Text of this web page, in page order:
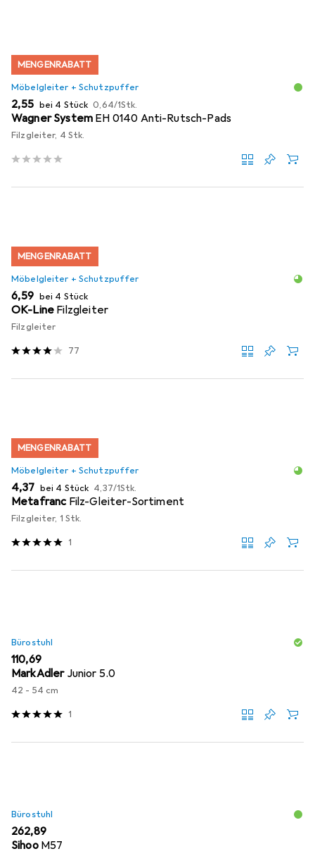
MENGENRABATT
Möbelgleiter + Schutzpuffer
EUR
2,55 bei 4 Stück EUR
0,64/1Stk.
Wagner System EH 0140 Anti-Rutsch-Pads
Filzgleiter, 4 Stk.
MENGENRABATT
Möbelgleiter + Schutzpuffer
EUR
6,59 bei 4 Stück
OK-Line Filzgleiter
Filzgleiter
77
MENGENRABATT
Möbelgleiter + Schutzpuffer
EUR
4,37 bei 4 Stück EUR
4,37/1Stk.
Metafranc Filz-Gleiter-Sortiment
Filzgleiter, 1 Stk.
1
Bürostuhl
EUR
110,69
MarkAdler Junior 5.0
42 - 54 cm
1
Bürostuhl
EUR
262,89
Sihoo M57